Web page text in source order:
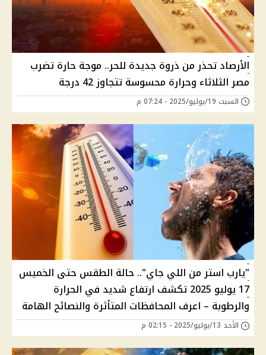
الأرصاد تحذر من ذروة جديدة للحر.. موجة حارة تضرب
مصر الثلاثاء وحرارة محسوسة تتجاوز 42 درجة
السبت 19/يوليو/2025 - 07:24 م
"يارب استر من اللي جاي".. حالة الطقس حتى الخميس
17 يوليو 2025 تكشف ارتفاع شديد في الحرارة
والرطوبة – اعرف المحافظات المتأثرة والنصائح الهامة
الأحد 13/يوليو/2025 - 02:15 م